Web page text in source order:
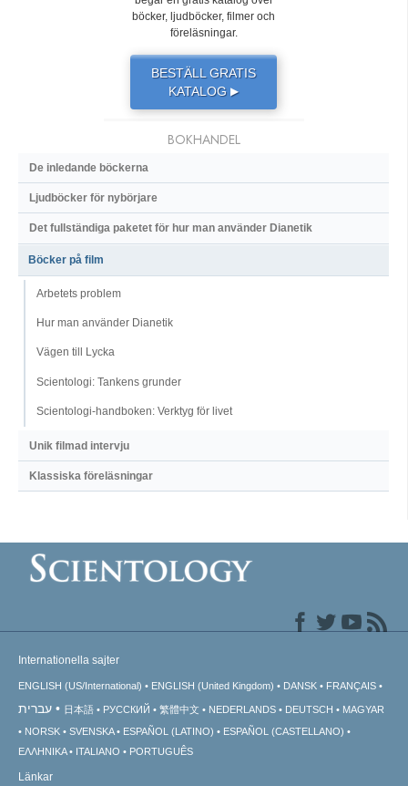
böcker, ljudböcker, filmer och
föreläsningar.
BESTÄLL GRATIS
KATALOG ▶
BOKHANDEL
De inledande böckerna
Ljudböcker för nybörjare
Det fullständiga paketet för hur man använder Dianetik
Böcker på film
Arbetets problem
Hur man använder Dianetik
Vägen till Lycka
Scientologi: Tankens grunder
Scientologi-handboken: Verktyg för livet
Unik filmad intervju
Klassiska föreläsningar
Internationella sajter
ENGLISH (US/International) ENGLISH (United Kingdom) DANSK FRANÇAIS
עברית 日本語 РУССКИЙ 繁體中文 NEDERLANDS DEUTSCH
MAGYAR
NORSK
SVENSKA ESPAÑOL (LATINO)
ESPAÑOL (CASTELLANO)
ΕΛΛΗΝΙΚA
ITALIANO PORTUGUÊS
Länkar